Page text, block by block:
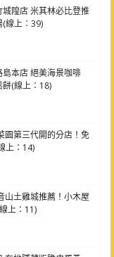
城隍店 米其林必比登推
線上：39)
島本店 絕美海景咖啡
(線上：18)
園第三代開的分店！免
上：14)
山土雞城推薦！小木屋
上：11)